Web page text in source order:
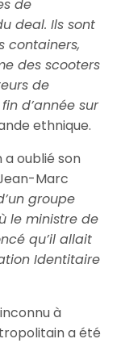
de
deal. Ils sont
containers,
des scooters
de
d’année sur
ethnique.
a oublié son
Marc
groupe
le ministre de
qu’il allait
Identitaire
à
a été